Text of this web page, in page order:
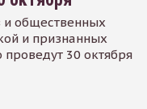
и общественных
и признанных
30 октября